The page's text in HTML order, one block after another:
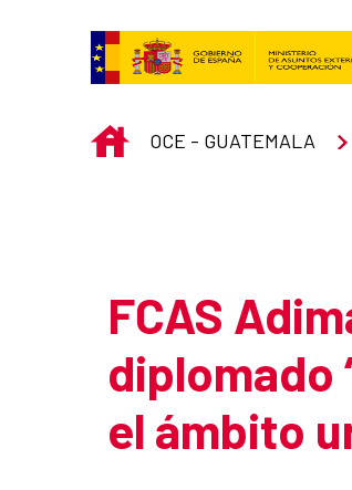
INICIO
OCE - GUATEMALA
FCAS
diplomado
el ámbito